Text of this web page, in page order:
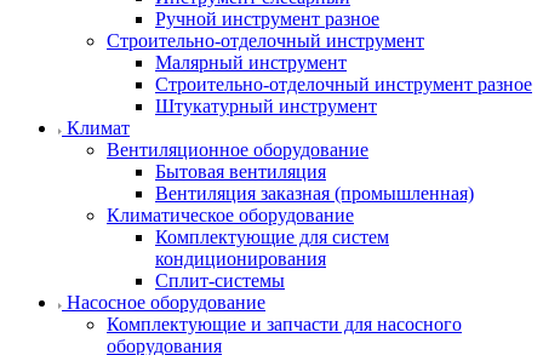
Ручной инструмент разное
Строительно-отделочный инструмент
Малярный инструмент
Строительно-отделочный инструмент разное
Штукатурный инструмент
Климат
Вентиляционное оборудование
Бытовая вентиляция
Вентиляция заказная (промышленная)
Климатическое оборудование
Комплектующие для систем
кондиционирования
Сплит-системы
Насосное оборудование
Комплектующие и запчасти для насосного
оборудования